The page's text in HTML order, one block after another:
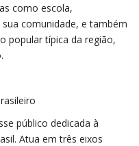
como escola,
comunidade, e também
popular típica da região,
público dedicada à
Atua em três eixos